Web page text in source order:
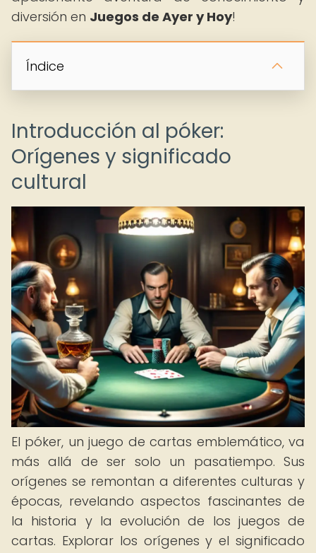
diversión en Juegos de Ayer y Hoy!
Índice
Introducción al póker:
Orígenes y significado
cultural
El póker, un juego de cartas emblemático, va
más allá de ser solo un pasatiempo. Sus
orígenes se remontan a diferentes culturas y
épocas, revelando aspectos fascinantes de
la historia y la evolución de los juegos de
cartas. Explorar los orígenes y el significado